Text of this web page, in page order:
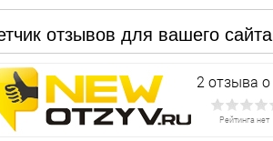
отзывов для вашего сайта